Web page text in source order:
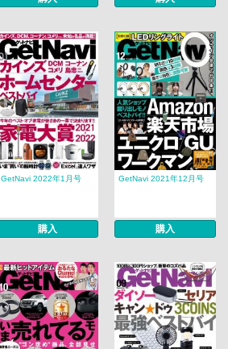
GetNavi 2022年1月号
購入
GetNavi 2021年12月号
購入